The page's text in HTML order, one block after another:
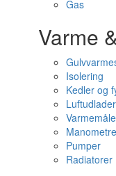
Gas
Varme
Isolering
Kedler og
Pumper
Radiatorer